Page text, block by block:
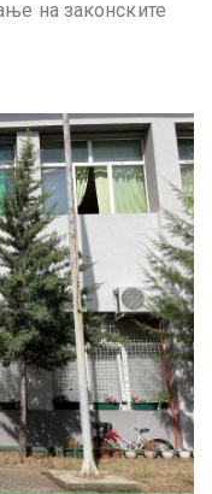
на законските